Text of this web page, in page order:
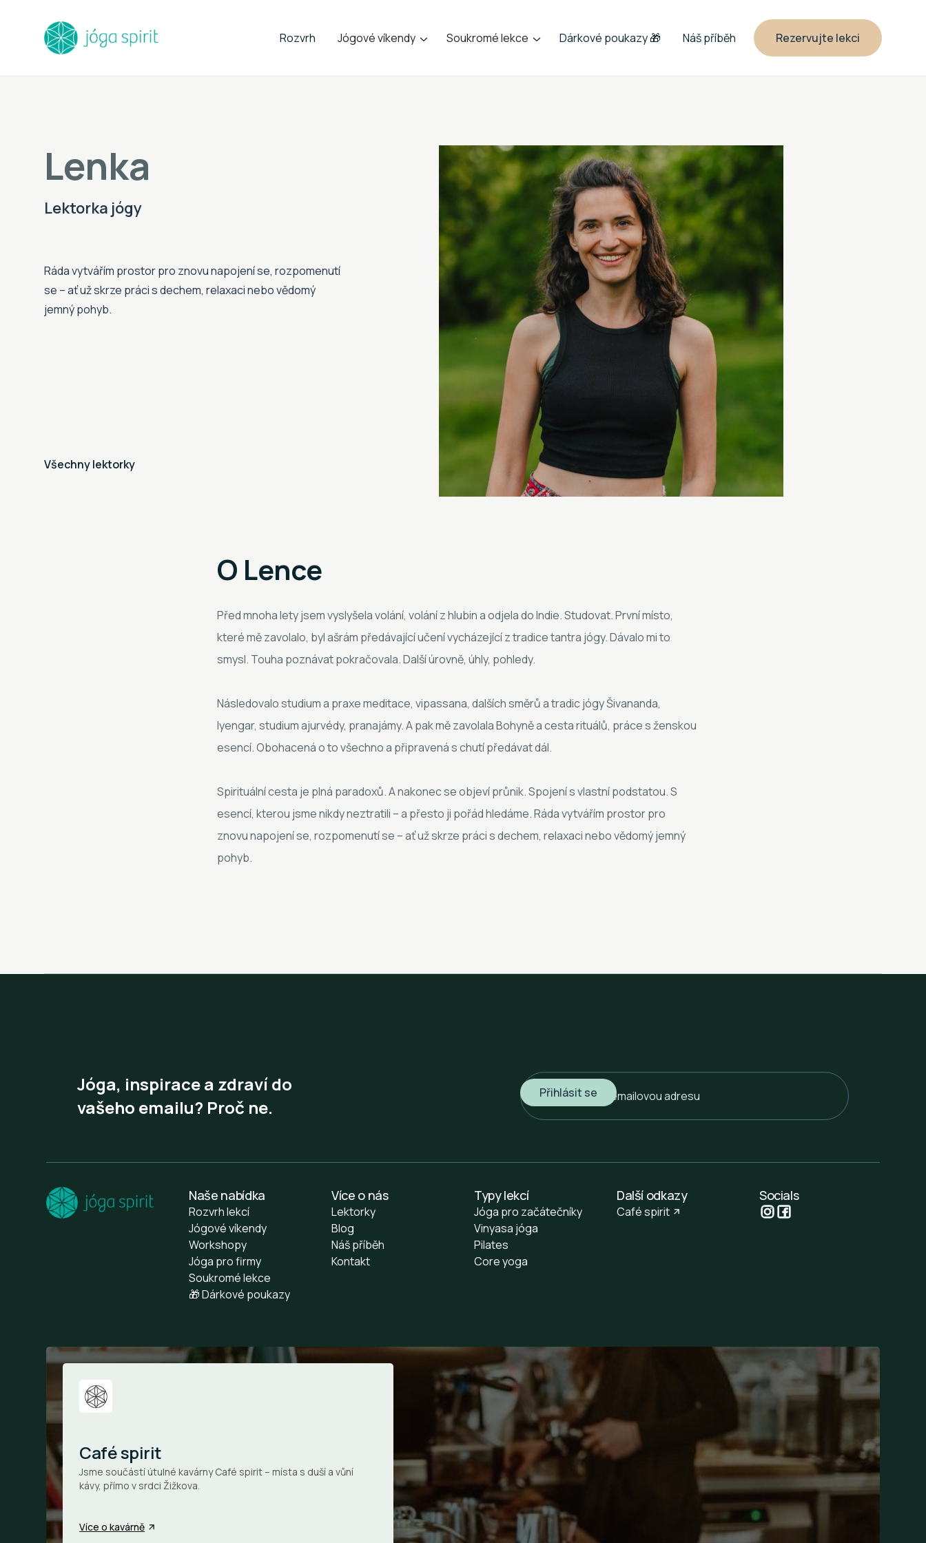
Rozvrh Jógové víkendy  Soukromé lekce  Dárkové poukazy 🎁 Náš příběh Rezervujte lekci
Lenka
Lektorka jógy
Ráda vytvářím prostor pro znovu napojení se, rozpomenutí
se – ať už skrze práci s dechem, relaxaci nebo vědomý
jemný pohyb.
Všechny lektorky
O Lence
Před mnoha lety jsem vyslyšela volání, volání z hlubin a odjela do Indie. Studovat. První místo,
které mě zavolalo, byl ašrám předávající učení vycházející z tradice tantra jógy. Dávalo mi to
smysl. Touha poznávat pokračovala. Další úrovně, úhly, pohledy.
Následovalo studium a praxe meditace, vipassana, dalších směrů a tradic jógy Šivananda,
Iyengar, studium ajurvédy, pranajámy. A pak mě zavolala Bohyně a cesta rituálů, práce s ženskou
esencí. Obohacená o to všechno a připravená s chutí předávat dál.
Spirituální cesta je plná paradoxů. A nakonec se objeví průnik. Spojení s vlastní podstatou. S
esencí, kterou jsme nikdy neztratili – a přesto ji pořád hledáme. Ráda vytvářím prostor pro
znovu napojení se, rozpomenutí se – ať už skrze práci s dechem, relaxaci nebo vědomý jemný
pohyb.
Jóga, inspirace a zdraví do
vašeho emailu? Proč ne.
Naše nabídka
Rozvrh lekcí
Jógové víkendy
Workshopy
Jóga pro firmy
Soukromé lekce
🎁 Dárkové poukazy
Více o nás
Lektorky
Blog
Náš příběh
Kontakt
Typy lekcí
Jóga pro začátečníky
Vinyasa jóga
Pilates
Core yoga
Další odkazy
Café spirit
Socials
Café spirit
Jsme součástí útulné kavárny Café spirit – místa s duší a vůní
kávy, přímo v srdci Žižkova.
Více o kavárně